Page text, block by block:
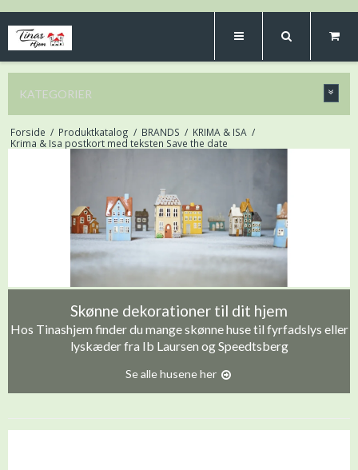
KATEGORIER
Forside / Produktkatalog / BRANDS / KRIMA & ISA /
Krima & Isa postkort med teksten Save the date
Skønne dekorationer til dit hjem
Hos Tinashjem finder du mange skønne huse til fyrfadslys eller
lyskæder fra Ib Laursen og Speedtsberg
Se alle husene her